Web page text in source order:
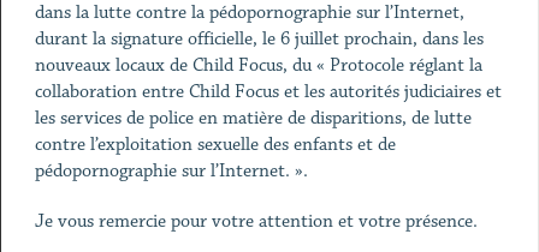
dans la lutte contre la pédopornographie sur l’Internet,
durant la signature officielle, le 6 juillet prochain, dans les
nouveaux locaux de Child Focus, du « Protocole réglant la
collaboration entre Child Focus et les autorités judiciaires et
les services de police en matière de disparitions, de lutte
contre l’exploitation sexuelle des enfants et de
pédopornographie sur l’Internet. ».
Je vous remercie pour votre attention et votre présence.